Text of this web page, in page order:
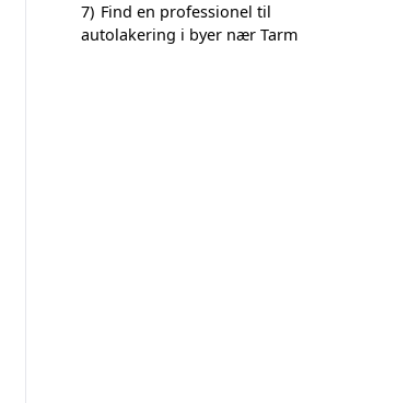
7) Find en professionel til
autolakering i byer nær Tarm